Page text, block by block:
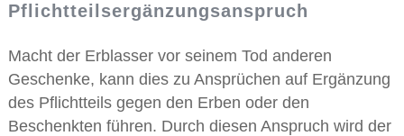
Pflichtteilsergänzungsanspruch
Macht der Erblasser vor seinem Tod anderen
Geschenke, kann dies zu Ansprüchen auf Ergänzung
des Pflichtteils gegen den Erben oder den
Beschenkten führen. Durch diesen Anspruch wird der